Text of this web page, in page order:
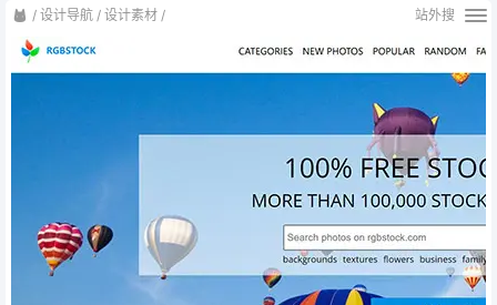
/ 设计导航 / 设计素材 / 站外搜